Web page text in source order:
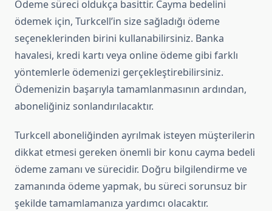
Ödeme süreci oldukça basittir. Cayma bedelini
ödemek için, Turkcell’in size sağladığı ödeme
seçeneklerinden birini kullanabilirsiniz. Banka
havalesi, kredi kartı veya online ödeme gibi farklı
yöntemlerle ödemenizi gerçekleştirebilirsiniz.
Ödemenizin başarıyla tamamlanmasının ardından,
aboneliğiniz sonlandırılacaktır.
Turkcell aboneliğinden ayrılmak isteyen müşterilerin
dikkat etmesi gereken önemli bir konu cayma bedeli
ödeme zamanı ve sürecidir. Doğru bilgilendirme ve
zamanında ödeme yapmak, bu süreci sorunsuz bir
şekilde tamamlamanıza yardımcı olacaktır.